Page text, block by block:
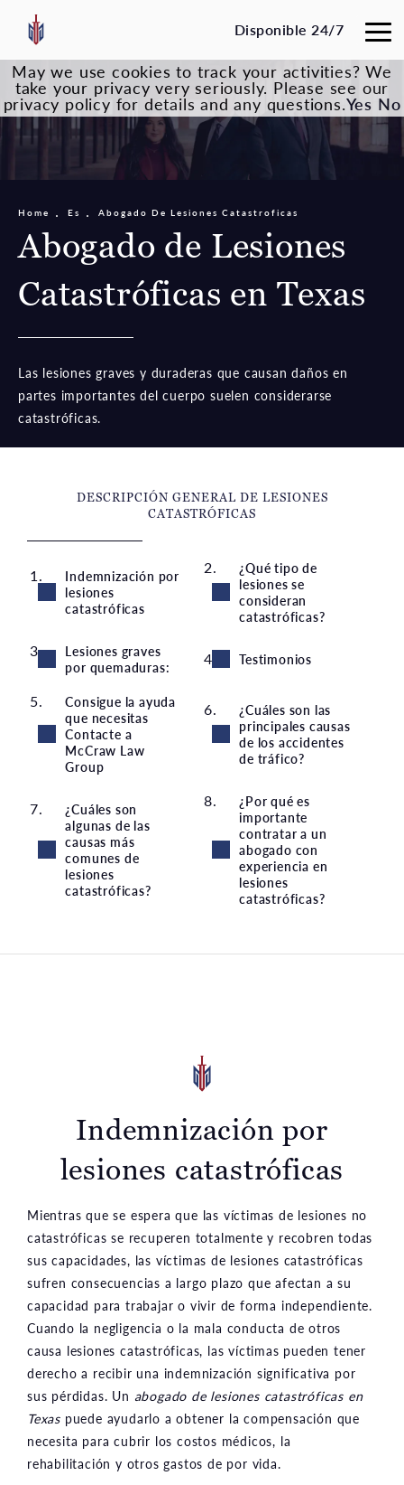
Disponible 24/7
Abogado de Lesiones
Catastróficas en Texas
Home Es Abogado De Lesiones Catastroficas
Las lesiones graves y duraderas que causan daños en
partes importantes del cuerpo suelen considerarse
catastróficas.
DESCRIPCIÓN GENERAL DE LESIONES
CATASTRÓFICAS
Indemnización por
lesiones
catastróficas
¿Qué tipo de
lesiones se
consideran
catastróficas?
Lesiones graves
por quemaduras:
Testimonios
Consigue la ayuda
que necesitas
Contacte a
McCraw Law
Group
¿Cuáles son las
principales causas
de los accidentes
de tráfico?
¿Cuáles son
algunas de las
causas más
comunes de
lesiones
catastróficas?
¿Por qué es
importante
contratar a un
abogado con
experiencia en
lesiones
catastróficas?
Indemnización por
lesiones catastróficas
Mientras que se espera que las víctimas de lesiones no
catastróficas se recuperen totalmente y recobren todas
sus capacidades, las víctimas de lesiones catastróficas
sufren consecuencias a largo plazo que afectan a su
capacidad para trabajar o vivir de forma independiente.
Cuando la negligencia o la mala conducta de otros
causa lesiones catastróficas, las víctimas pueden tener
derecho a recibir una indemnización significativa por
sus pérdidas. Un abogado de lesiones catastróficas en
Texas puede ayudarlo a obtener la compensación que
necesita para cubrir los costos médicos, la
rehabilitación y otros gastos de por vida.
May we use cookies to track your activities? We
take your privacy very seriously. Please see our
privacy policy for details and any questions.Yes No